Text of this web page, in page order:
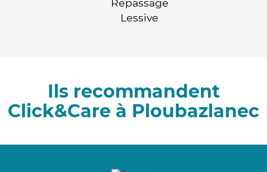
Lessive
Ils recommandent
Click&Care à Ploubazlanec